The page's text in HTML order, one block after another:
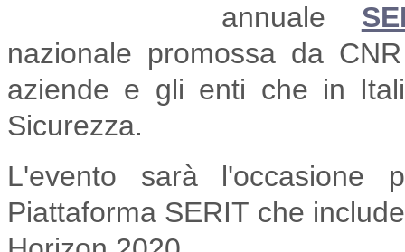
annuale
nazionale promossa da
aziende e gli enti che in
Sicurezza.
L'evento sarà l'occasione
Piattaforma SERIT che